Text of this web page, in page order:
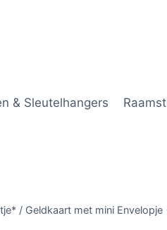
& Sleutelhangers
/ Geldkaart met mini